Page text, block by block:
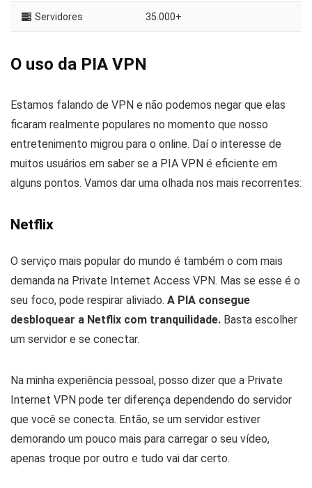
Servidores 35.000+
O uso da PIA VPN
Estamos falando de VPN e não podemos negar que elas
ficaram realmente populares no momento que nosso
entretenimento migrou para o online. Daí o interesse de
muitos usuários em saber se a PIA VPN é eficiente em
alguns pontos. Vamos dar uma olhada nos mais recorrentes:
Netflix
O serviço mais popular do mundo é também o com mais
demanda na Private Internet Access VPN. Mas se esse é o
seu foco, pode respirar aliviado. A PIA consegue
desbloquear a Netflix com tranquilidade. Basta escolher
um servidor e se conectar.
Na minha experiência pessoal, posso dizer que a Private
Internet VPN pode ter diferença dependendo do servidor
que você se conecta. Então, se um servidor estiver
demorando um pouco mais para carregar o seu vídeo,
apenas troque por outro e tudo vai dar certo.